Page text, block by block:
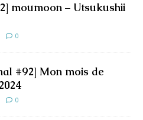
moumoon – Utsukushii
0
#92] Mon mois de
0